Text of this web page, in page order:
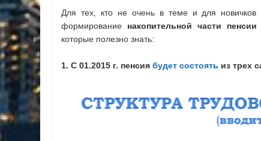
Для тех, кто не очень в теме и для новичков
формирование накопительной части
которые полезно знать:
1. С 01.2015 г. пенсиябудет состоять из трех